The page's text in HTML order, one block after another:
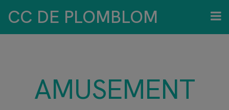
CC DE PLOMBLOM
AMUSEMENT